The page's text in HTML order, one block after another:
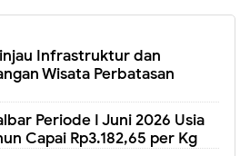
Infrastruktur dan
Wisata Perbatasan
Periode I Juni 2026 Usia
Capai Rp3.182,65 per Kg